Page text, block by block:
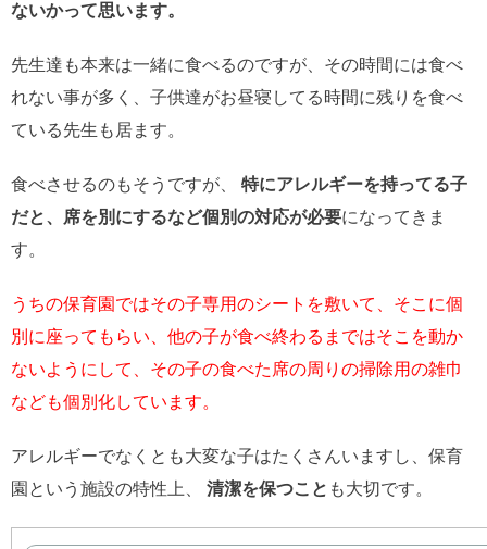
ないかって思います。
先生達も本来は一緒に食べるのですが、その時間には食べ
れない事が多く、子供達がお昼寝してる時間に残りを食べ
ている先生も居ます。
食べさせるのもそうですが、
特にアレルギーを持ってる子
だと、席を別にするなど個別の対応が必要になってきま
す。
うちの保育園ではその子専用のシートを敷いて、そこに個
別に座ってもらい、他の子が食べ終わるまではそこを動か
ないようにして、その子の食べた席の周りの掃除用の雑巾
なども個別化しています。
アレルギーでなくとも大変な子はたくさんいますし、保育
園という施設の特性上、
清潔を保つこと も大切です。